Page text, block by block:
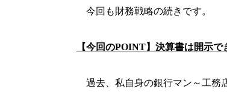
今回も財務戦略の続きです。
【今回のPOINT】決算書は開示で
過去、私自身の銀行マン～工務